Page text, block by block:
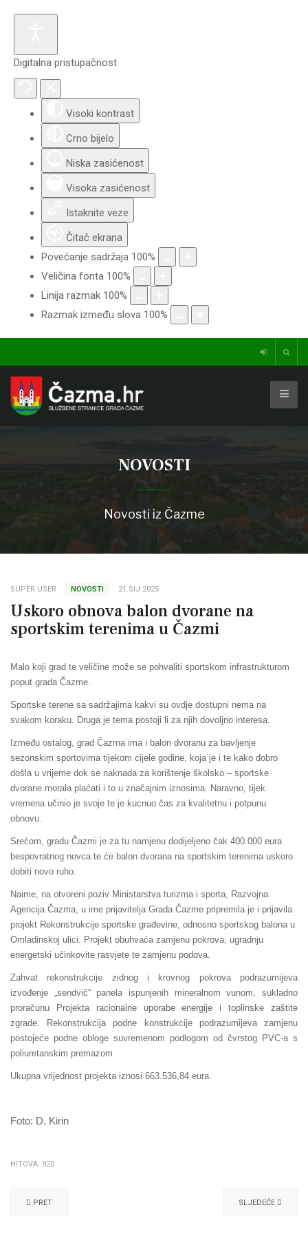
Digitalna pristupačnost
Visoki kontrast
Crno bijelo
Niska zasićenost
Visoka zasićenost
Istaknite veze
Čitač ekrana
Povećanje sadržaja 100%
Veličina fonta 100%
Linija razmak 100%
Razmak između slova 100%
NOVOSTI
Novosti iz Čazme
SUPER USER NOVOSTI 21.SIJ.2025
Uskoro obnova balon dvorane na
sportskim terenima u Čazmi
Malo koji grad te veličine može se pohvaliti sportskom infrastrukturom
poput grada Čazme.
Sportske terene sa sadržajima kakvi su ovdje dostupni nema na
svakom koraku. Druga je tema postoji li za njih dovoljno interesa.
Između ostalog, grad Čazma ima i balon dvoranu za bavljenje
sezonskim sportovima tijekom cijele godine, koja je i te kako dobro
došla u vrijeme dok se naknada za korištenje školsko – sportske
dvorane morala plaćati i to u značajnim iznosima. Naravno, tijek
vremena učinio je svoje te je kucnuo čas za kvalitetnu i potpunu
obnovu.
Srećom, gradu Čazmi je za tu namjenu dodijeljeno čak 400.000 eura
bespovratnog novca te će balon dvorana na sportskim terenima uskoro
dobiti novo ruho.
Naime, na otvoreni poziv Ministarstva turizma i sporta, Razvojna
Agencija Čazma, u ime prijavitelja Grada Čazme pripremila je i prijavila
projekt Rekonstrukcije sportske građevine, odnosno sportskog balona u
Omladinskoj ulici. Projekt obuhvaća zamjenu pokrova, ugradnju
energetski učinkovite rasvjete te zamjenu podova.
Zahvat rekonstrukcije zidnog i krovnog pokrova podrazumijeva
izvođenje „sendvič“ panela ispunjenih mineralnom vunom, sukladno
proračunu Projekta racionalne uporabe energije i toplinske zaštite
zgrade. Rekonstrukcija podne konstrukcije podrazumijeva zamjenu
postojeće podne obloge suvremenom podlogom od čvrstog PVC-a s
poliuretanskim premazom.
Ukupna vrijednost projekta iznosi 663.536,84 eura.
Foto: D. Kirin
HITOVA: 920
PRET SLJEDEĆE